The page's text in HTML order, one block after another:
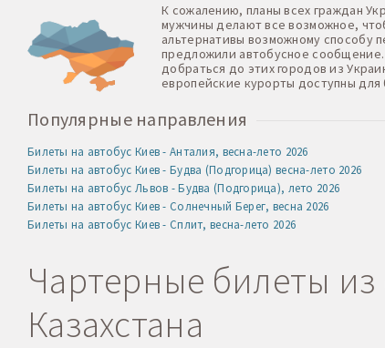
К сожалению, планы всех граждан
мужчины делают все возможное,
альтернативы возможному способу
предложили автобусное
добраться до этих городов из
европейские курорты доступны
Популярные направления
Билеты на автобус Киев - Анталия, весна-лето 2026
Билеты на автобус Киев - Будва (Подгорица) весна-лето 2026
Билеты на автобус Львов - Будва (Подгорица), лето 2026
Билеты на автобус Киев - Солнечный Берег, весна 2026
Билеты на автобус Киев - Сплит, весна-лето 2026
Чартерные билеты
Казахстана